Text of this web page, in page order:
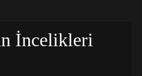
İncelikleri